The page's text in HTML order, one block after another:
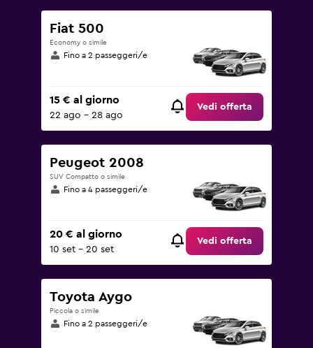
Fiat 500
Economy o simile
Fino a 2 passeggeri/e
15 € al giorno
22 ago - 28 ago
Vedi offerta
Peugeot 2008
SUV Compatto o simile
Fino a 4 passeggeri/e
20 € al giorno
10 set - 20 set
Vedi offerta
Toyota Aygo
Piccola o simile
Fino a 2 passeggeri/e